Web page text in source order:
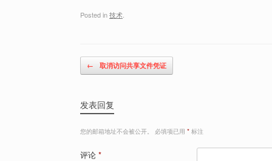
Posted in技术
Post navigation
← 取消访问共享文件凭证
发表回复
您的邮箱地址不会被公开。 必填项已用 * 标注
评论 *